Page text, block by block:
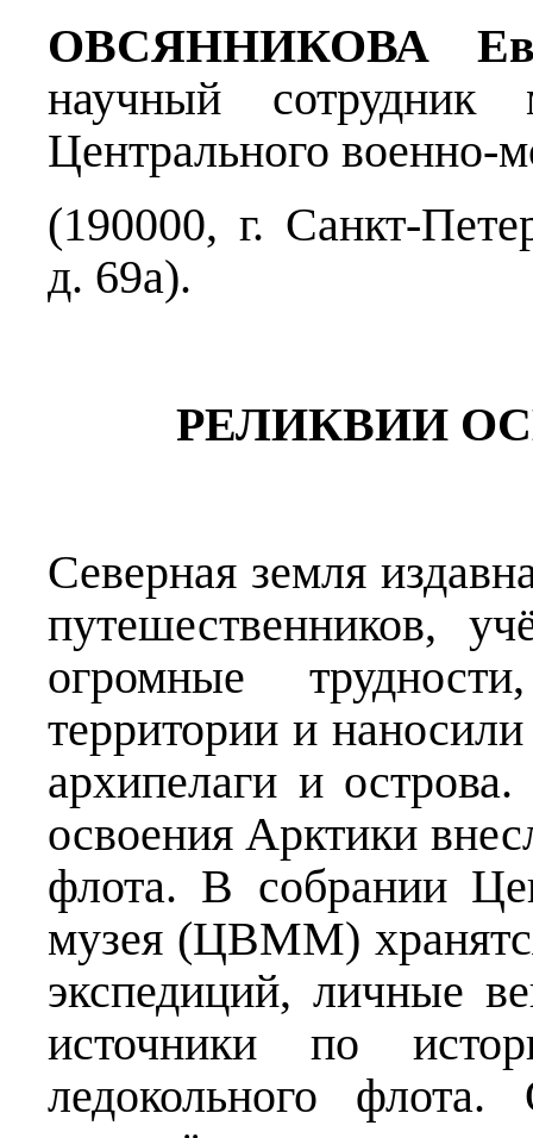
ОВСЯННИКОВА
научный сотрудник
Центрального военно-
(190000, г. Санкт-
д. 69а).
РЕЛИКВИИ
Северная земля
путешественников,
огромные
территории и
архипелаги и
освоения Арктики
флота. В собрании
музея (ЦВММ)
экспедиций, личные
источники по
ледокольного